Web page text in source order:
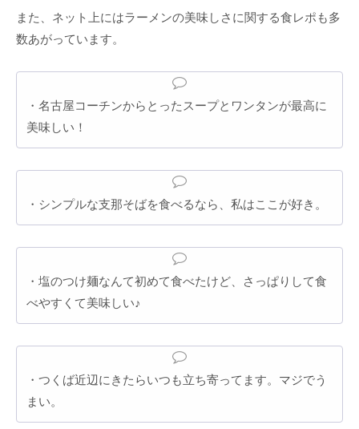
また、ネット上にはラーメンの美味しさに関する食レポも多
数あがっています。
・名古屋コーチンからとったスープとワンタンが最高に
美味しい！
・シンプルな支那そばを食べるなら、私はここが好き。
・塩のつけ麺なんて初めて食べたけど、さっぱりして食
べやすくて美味しい♪
・つくば近辺にきたらいつも立ち寄ってます。マジでう
まい。